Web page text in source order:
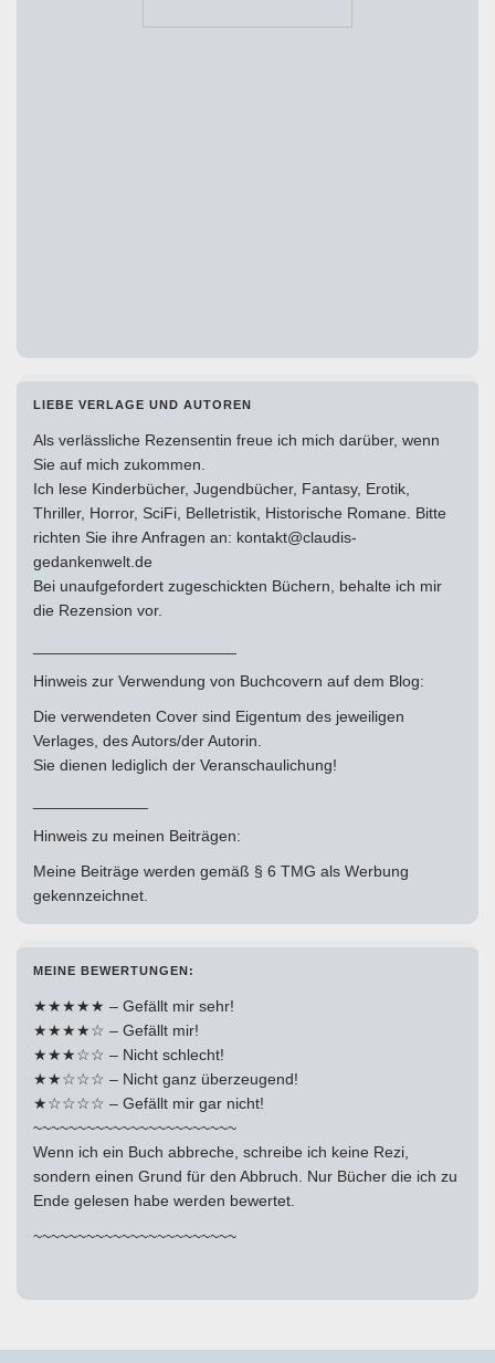
LIEBE VERLAGE UND AUTOREN
Als verlässliche Rezensentin freue ich mich darüber, wenn
Sie auf mich zukommen.
Ich lese Kinderbücher, Jugendbücher, Fantasy, Erotik,
Thriller, Horror, SciFi, Belletristik, Historische Romane. Bitte
richten Sie ihre Anfragen an: kontakt@claudis-
gedankenwelt.de
Bei unaufgefordert zugeschickten Büchern, behalte ich mir
die Rezension vor.
Hinweis zur Verwendung von Buchcovern auf dem Blog:
Die verwendeten Cover sind Eigentum des jeweiligen
Verlages, des Autors/der Autorin.
Sie dienen lediglich der Veranschaulichung!
Hinweis zu meinen Beiträgen:
Meine Beiträge werden gemäß § 6 TMG als Werbung
gekennzeichnet.
MEINE BEWERTUNGEN:
★★★★★ – Gefällt mir sehr!
★★★★☆ – Gefällt mir!
★★★☆☆ – Nicht schlecht!
★★☆☆☆ – Nicht ganz überzeugend!
★☆☆☆☆ – Gefällt mir gar nicht!
~~~~~~~~~~~~~~~~~~~~~~~
Wenn ich ein Buch abbreche, schreibe ich keine Rezi,
sondern einen Grund für den Abbruch. Nur Bücher die ich zu
Ende gelesen habe werden bewertet.
~~~~~~~~~~~~~~~~~~~~~~~